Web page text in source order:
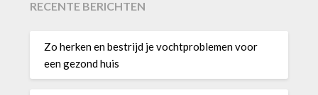
RECENTE BERICHTEN
Zo herken en bestrijd je vochtproblemen voor
een gezond huis